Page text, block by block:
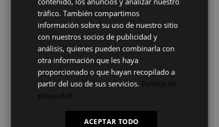
La estructura metálica asegura una sólida estabilidad,
mientras que sus dimensiones versátiles se adaptan a
diferentes tamaños de espacios.
Es una opción ideal para quienes buscan un toque de
elegancia moderna sin renunciar a la resistencia y
practicidad.
Uso e instalación
Para instalar la Mesa Ibiza, simplemente ensambla las patas
metálicas a la base de MDF siguiendo las instrucciones
incluidas en el paquete. Asegúrate de que todas las
conexiones estén bien ajustadas para una estabilidad
ES
PT
tráfico. También compartimos
información sobre su uso de nuestro sitio
con nuestros socios de publicidad y
análisis, quienes pueden combinarla con
otra información que les haya
proporcionado o que hayan recopilado a
partir del uso de sus servicios. Política de
privacidad
ACEPTAR TODO